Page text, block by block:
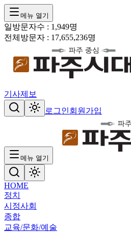
메뉴 열기
일방문자수 : 1,949명
전체방문자 : 17,655,236명
기사제보
로그인회원가입
메뉴 열기
HOME
정치
시정사회
종합
교육/문화/예술